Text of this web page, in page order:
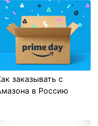
заказывать с
в Россию